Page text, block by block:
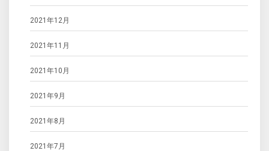
2021年12月
2021年11月
2021年10月
2021年9月
2021年8月
2021年7月